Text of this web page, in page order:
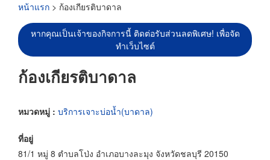
หน้าแรก > ก้องเกียรติบาดาล
หากคุณเป็นเจ้าของกิจการนี้ ติดต่อรับส่วนลดพิเศษ! เพื่อจัด
ทำเว็บไซต์
ก้องเกียรติบาดาล
หมวดหมู่ : บริการเจาะบ่อน้ำ(บาดาล)
ที่อยู่
81/1 หมู่ 8 ตำบลโป่ง อำเภอบางละมุง จังหวัดชลบุรี 20150